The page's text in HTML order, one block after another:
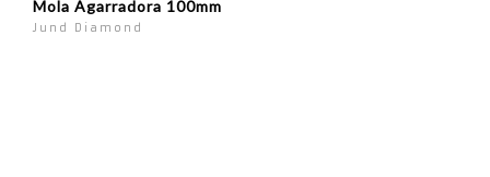
Mola Agarradora 100mm
Jund Diamond